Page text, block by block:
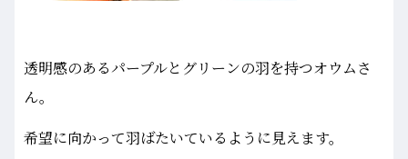
透明感のあるパープルとグリーンの羽を持つオウムさ
ん。
希望に向かって羽ばたいているように見えます。